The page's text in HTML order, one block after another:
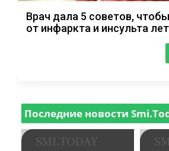
Врач дала 5 советов,
от инфаркта и инсульта